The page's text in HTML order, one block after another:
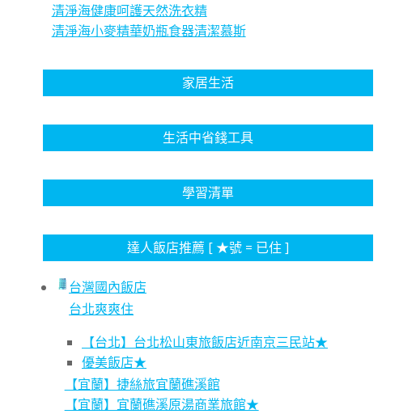
清淨海健康呵護天然洗衣精
清淨海小麥精華奶瓶食器清潔慕斯
家居生活
生活中省錢工具
學習清單
達人飯店推薦 [ ★號 = 已住 ]
台灣國內飯店
台北爽爽住
【台北】台北松山東旅飯店近南京三民站★
優美飯店★
【宜蘭】捷絲旅宜蘭礁溪館
【宜蘭】宜蘭礁溪原湯商業旅館★